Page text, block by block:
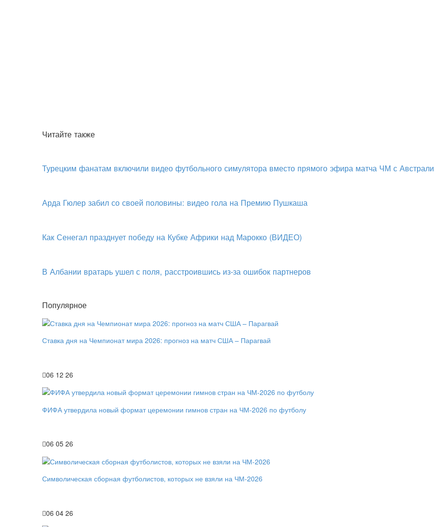
Читайте также
Турецким фанатам включили видео футбольного симулятора вместо прямого эфира матча ЧМ с
Арда Гюлер забил со своей половины: видео гола на Премию Пушкаша
Как Сенегал празднует победу на Кубке Африки над Марокко (ВИДЕО)
В Албании вратарь ушел с поля, расстроившись из-за ошибок партнеров
Популярное
Ставка дня на Чемпионат мира 2026: прогноз на матч США – Парагвай
06 12 26
ФИФА утвердила новый формат церемонии гимнов стран на ЧМ-2026 по футболу
06 05 26
Символическая сборная футболистов, которых не взяли на ЧМ-2026
06 04 26